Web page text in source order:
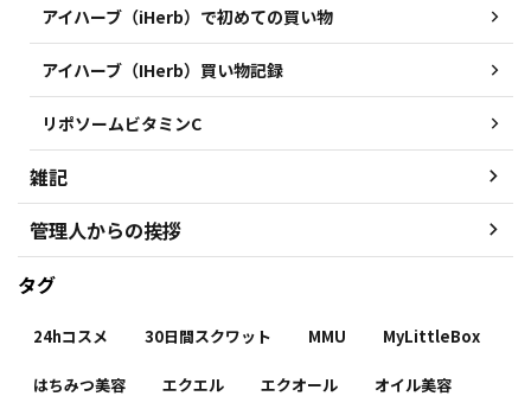
アイハーブ（iHerb）で初めての買い物
アイハーブ（IHerb）買い物記録
リポソームビタミンC
雑記
管理人からの挨拶
タグ
24hコスメ 30日間スクワット MMU MyLittleBox
はちみつ美容 エクエル エクオール オイル美容